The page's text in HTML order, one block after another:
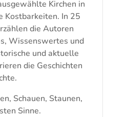
Kirchen in
Kostbarkeiten. In 25
die Autoren
Wissenswertes und
und aktuelle
die Geschichten
Schauen, Staunen,
Sinne.